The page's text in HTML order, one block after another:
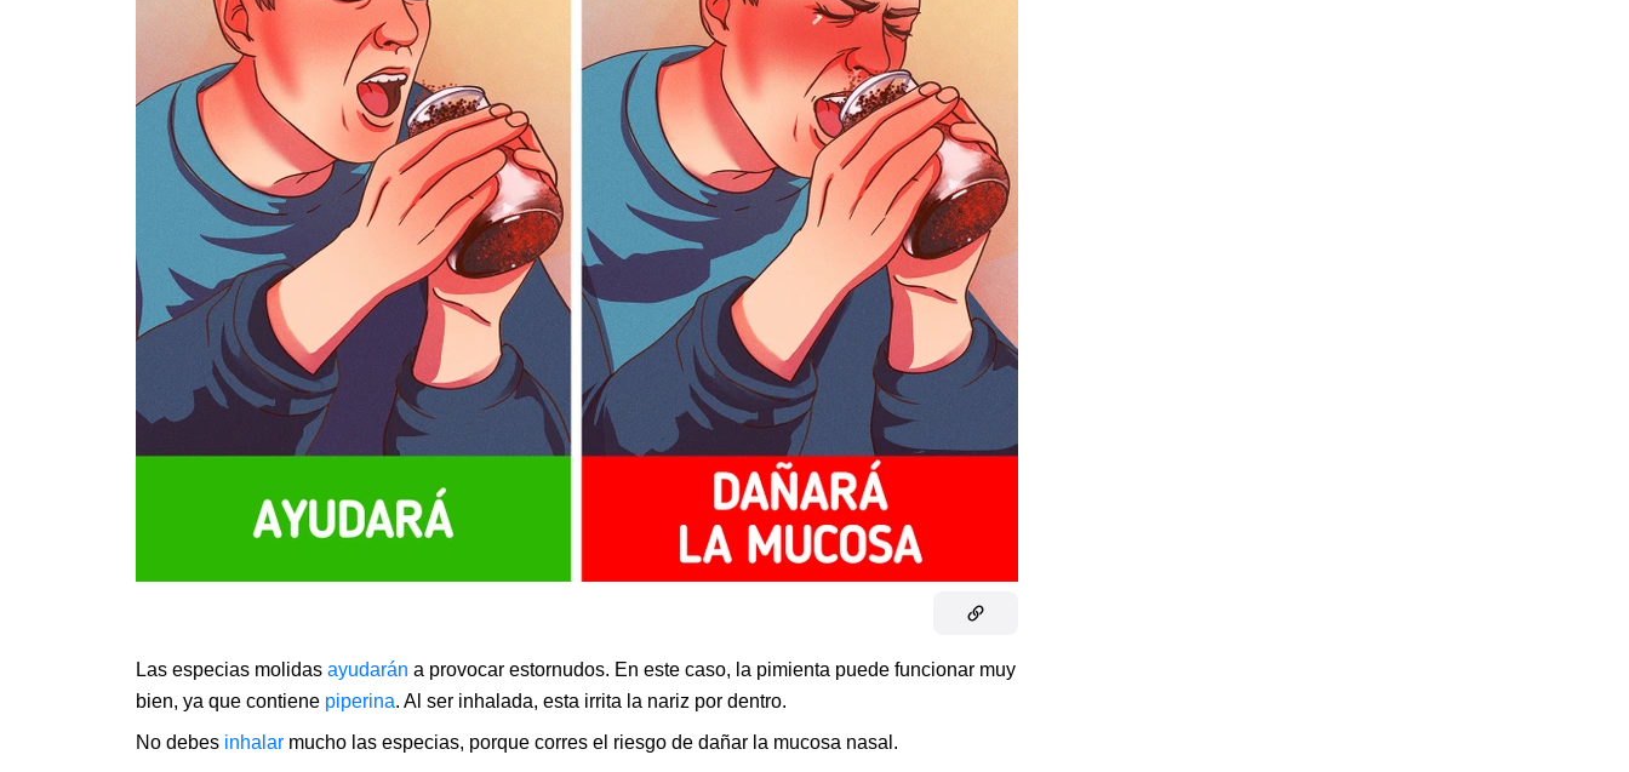
Las especias molidas ayudarán a provocar estornudos. En este caso, la pimienta puede funcionar muy
bien, ya que contiene piperina. Al ser inhalada, esta irrita la nariz por dentro.
No debes inhalar mucho las especias, porque corres el riesgo de dañar la mucosa nasal.